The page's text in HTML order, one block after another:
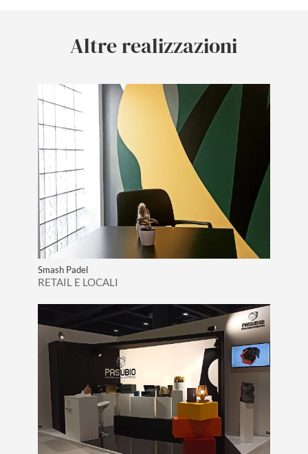
Altre realizzazioni
Smash Padel
RETAIL E LOCALI